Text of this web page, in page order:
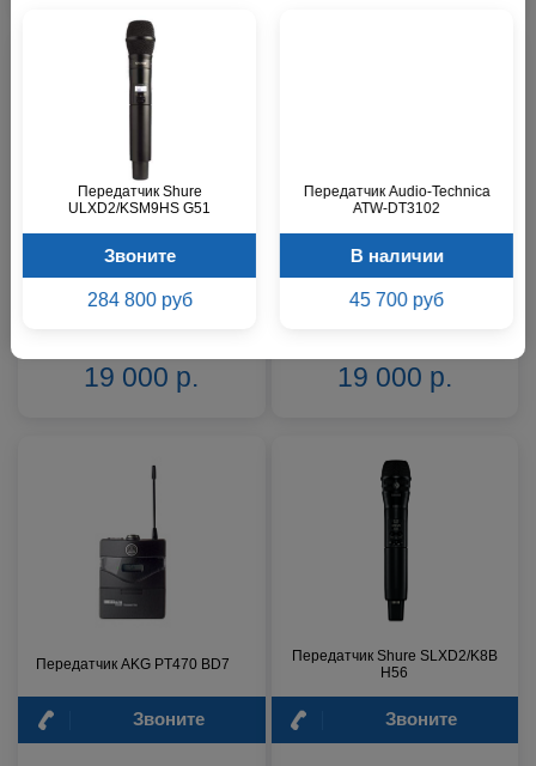
Передатчик Shure
ULXD2/KSM9HS G51
Звоните
284 800 руб
Передатчик Audio-Technica
ATW-DT3102
В наличии
45 700 руб
Передатчик Shure
SLXD2/SM58 H56
Звоните
19 000 р.
Передатчик Shure SLXD2/B58
H56
Звоните
19 000 р.
Передатчик AKG PT470 BD7
Звоните
Передатчик Shure SLXD2/K8B
H56
Звоните